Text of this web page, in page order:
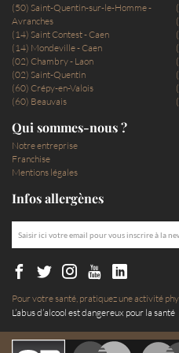
(50) Saint-Quentin-sur-le-Homme -
Avranches
(14) Saint Contest - Caen
(14) Mondeville - Caen
(02) Chambry - Laon
(02) Saint-Quentin
(60) Crépy-en-Valois
(60) Beauvais
Qui sommes-nous ?
Notre entreprise
Franchise
Mentions légales
Infos allergènes
Pour votre santé, pratiquez une activité
L’abus d’alcool est dangereux pour la santé